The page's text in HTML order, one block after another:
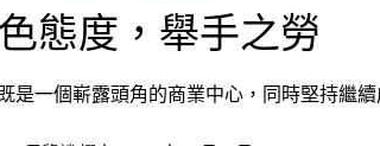
態度，舉手之勞
是一個嶄露頭角的商業中心，同時堅持繼